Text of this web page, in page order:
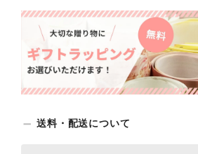
送料・配送について